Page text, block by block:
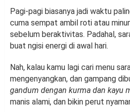
Pagi-pagi biasanya jadi waktu
cuma sempat ambil roti atau
sebelum beraktivitas. Padahal,
buat ngisi energi di awal hari.
Nah, kalau kamu lagi cari menu
mengenyangkan, dan gampang
gandum dengan kurma dan kayu
manis alami, dan bikin perut